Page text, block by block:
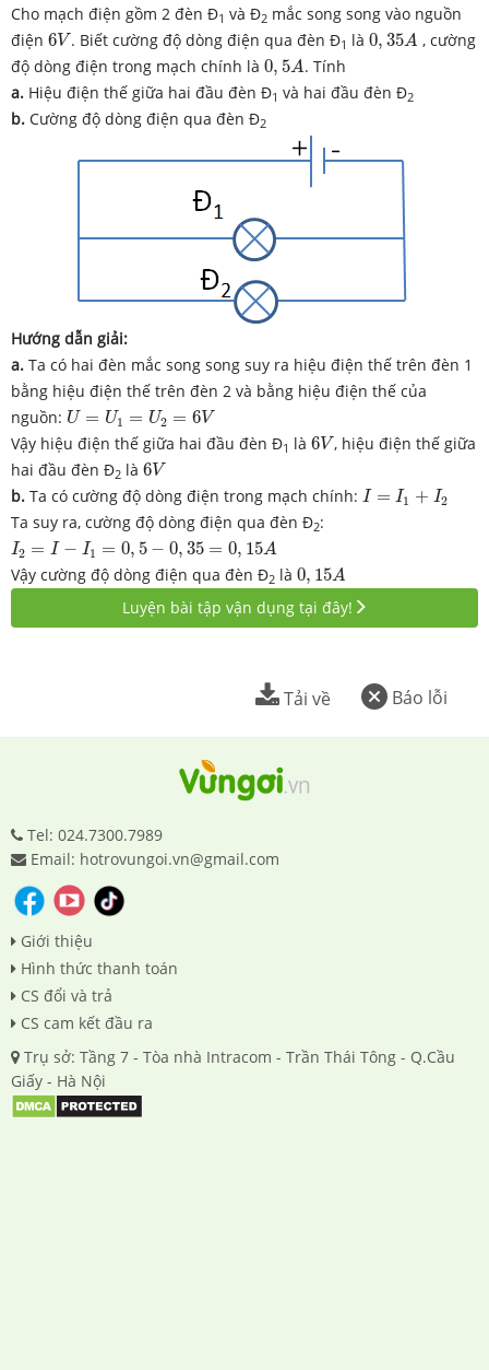
Cho mạch điện gồm 2 đèn Đ1 và Đ2 mắc song song vào nguồn
điện 6V
6V. Biết cường độ dòng điện qua đèn Đ1 là0, 35A
0 35 A , cường
độ dòng điện trong mạch chính là 0, 5A
0 5 A. Tính
a. Hiệu điện thế giữa hai đầu đèn Đ­1 và hai đầu đèn Đ2
b. Cường độ dòng điện qua đèn Đ2
Hướng dẫn giải:
a. Ta có hai đèn mắc song song suy ra hiệu điện thế trên đèn 1
bằng hiệu điện thế trên đèn 2 và bằng hiệu điện thế của
nguồn: U = U1 = U2 = 6V
U= 1= =6
Vậy hiệu điện thế giữa hai đầu đèn Đ1 là 6V
6V, hiệu điện thế giữa
hai đầu đèn Đ2 là 6V
6V
b. Ta có cường độ dòng điện trong mạch chính: I = I1 + I2
I= + 2
Ta suy ra, cường độ dòng điện qua đèn Đ2:
I2 = I − I1 = 0, 5 − 0, 35 = 0, 15A
I2 −I 0 0 35 0 15
Vậy cường độ dòng điện qua đèn Đ2 là 0, 15A
0 15 A
Luyện bài tập vận dụng tại đây!
Báo lỗi
Tải về
Tel: 024.7300.7989
Email: hotrovungoi.vn@gmail.com
Giới thiệu
Hình thức thanh toán
CS đổi và trả
CS cam kết đầu ra
Trụ sở: Tầng 7 - Tòa nhà Intracom - Trần Thái Tông - Q.Cầu
Giấy - Hà Nội